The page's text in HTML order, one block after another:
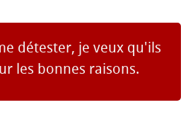
détester, je veux qu'ils
les bonnes raisons.